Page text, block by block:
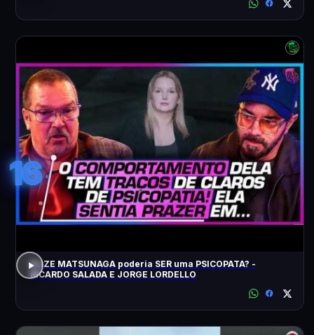
16
ELIZE MATSUNAGA poderia SER uma PSICOPATA? -
RICARDO SALADA E JORGE LORDELLO